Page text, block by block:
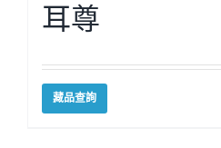
耳尊
藏品查詢